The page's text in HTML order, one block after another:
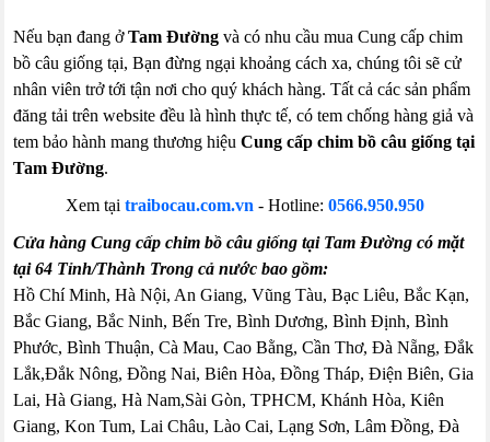
Nếu bạn đang ởTam Đường và có nhu cầu mua Cung cấp chim
bồ câu giống tại, Bạn đừng ngại khoảng cách xa, chúng tôi sẽ cử
nhân viên trở tới tận nơi cho quý khách hàng. Tất cả các sản phẩm
đăng tải trên website đều là hình thực tế, có tem chống hàng giả và
tem bảo hành mang thương hiệuCung cấp chim bồ câu giống tại
Tam Đường.
Xem tại traibocau.com.vn - Hotline: 0566.950.950
Cửa hàng Cung cấp chim bồ câu giống tại Tam Đường có mặt
tại 64 Tỉnh/Thành Trong cả nước bao gồm:
Hồ Chí Minh, Hà Nội, An Giang, Vũng Tàu, Bạc Liêu, Bắc Kạn,
Bắc Giang, Bắc Ninh, Bến Tre, Bình Dương, Bình Định, Bình
Phước, Bình Thuận, Cà Mau, Cao Bằng, Cần Thơ, Đà Nẵng, Đắk
Lắk,Đắk Nông, Đồng Nai, Biên Hòa, Đồng Tháp, Điện Biên, Gia
Lai, Hà Giang, Hà Nam,Sài Gòn, TPHCM, Khánh Hòa, Kiên
Giang, Kon Tum, Lai Châu, Lào Cai, Lạng Sơn, Lâm Đồng, Đà